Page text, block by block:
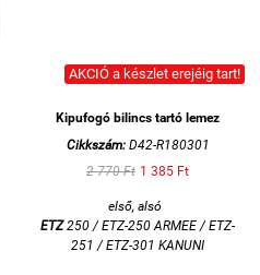
AKCIÓ a készlet erejéig tart!
Kipufogó bilincs tartó lemez
Cikkszám:D42-R180301
2 770 Ft 1 385 Ft
első, alsó
ETZ250 / ETZ-250 ARMEE / ETZ-
251 / ETZ-301 KANUNI